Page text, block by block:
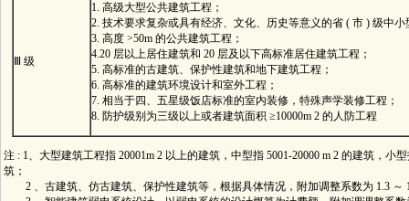
Ⅲ 级
1. 高级大型公共建筑工程；
2. 技术要求复杂或具有经济、文化、历史等意义的省 ( 市 ) 级中
3. 高度 >50m 的公共建筑工程；
4.20 层以上居住建筑和 20 层及以下高标准居住建筑工程；
5. 高标准的古建筑、保护性建筑和地下建筑工程；
6. 高标准的建筑环境设计和室外工程；
7. 相当于四、五星级饭店标准的室内装修，特殊声学装修工程；
8. 防护级别为三级以上或者建筑面积 ≥10000m 2 的人防工程
注 : 1、大型建筑工程指 20001m 2 以上的建筑，中型指 5001-20000 m 2 的建筑，小
筑；
2 、古建筑、仿古建筑、保护性建筑等，根据具体情况，附加调整系数为 1.3 ～